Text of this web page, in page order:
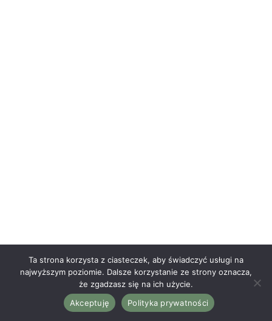
Prometio 2022
Polityka prywatności
Ta strona korzysta z ciasteczek, aby świadczyć usługi na
najwyższym poziomie. Dalsze korzystanie ze strony oznacza,
że zgadzasz się na ich użycie.
Akceptuję
Polityka prywatności